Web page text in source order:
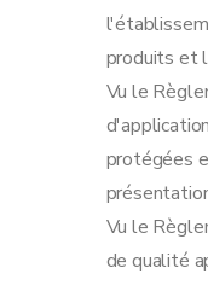
Art.
Art.
produits et
Vu le
protégées
Vu le
de qualité